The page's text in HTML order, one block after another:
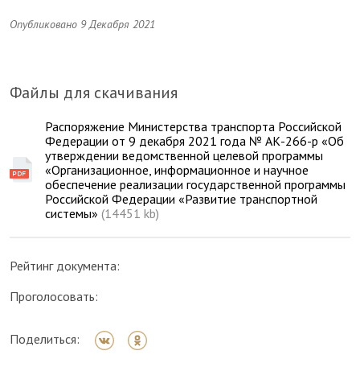
Опубликовано 9 Декабря 2021
Файлы для скачивания
Распоряжение Министерства транспорта Российской
Федерации от 9 декабря 2021 года № АК-266-р «Об
утверждении ведомственной целевой программы
«Организационное, информационное и научное
обеспечение реализации государственной программы
Российской Федерации «Развитие транспортной
системы» (14451 kb)
Рейтинг документа:
Проголосовать:
Поделиться: